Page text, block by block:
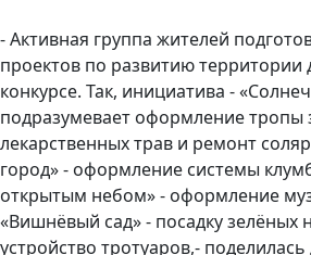
- Активная группа жителей
проектов по развитию территории
конкурсе. Так, инициатива -
подразумевает оформление тропы
лекарственных трав и ремонт
город» - оформление системы
открытым небом» - оформление
«Вишнёвый сад» - посадку зелёных
устройство тротуаров,- поделилась